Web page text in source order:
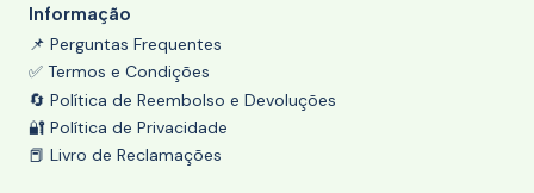
Informação
📌 Perguntas Frequentes
✅ Termos e Condições
🔄 Política de Reembolso e Devoluções
🔐 Política de Privacidade
📕 Livro de Reclamações